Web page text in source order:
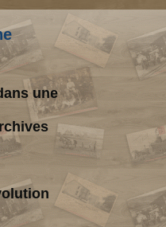
une